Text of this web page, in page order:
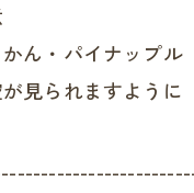
かん・パイナップ
が見られます